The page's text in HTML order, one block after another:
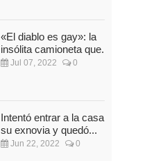
«El diablo es gay»: la
insólita camioneta que...
Jul 07, 2022 0
Intentó entrar a la casa de
su exnovia y quedó...
Jun 22, 2022 0